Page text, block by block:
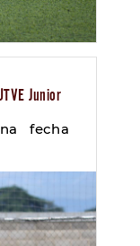
Junior
fecha